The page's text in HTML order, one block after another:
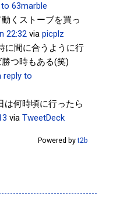
63marble
くストーブを買っ
22:32 via picplz
に間に合うように行
つ時もある(笑)
reply to
は何時頃に行ったら
via TweetDeck
Powered byt2b